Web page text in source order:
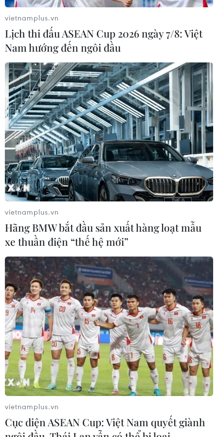
06/08/2026 13:42
Hướng tới mục tiêu quy mô dự trữ
đạt 1% GDP vào năm 2030
06/08/2026 10:23
NAPAS, BIDV và Weixin Pay mở rộng
thanh toán QR Việt Nam-Trung
Quốc
06/08/2026 07:34
Làn sóng tấn công mạng nhằm vào
các quỹ đầu cơ lớn của Mỹ
06/08/2026 06:47
Đồng USD trước bước ngoặt do đồng
yen mạnh lên và số liệu việc làm Mỹ
06/08/2026 05:14
Lãi suất ngân hàng ngày 6/8: Kỳ hạn
3 tháng đang được mức lãi suất tối đa
06/08/2026 00:06
Mỹ phát tín hiệu ủng hộ ổn định
05/08/2026 23:26
vietnamplus.vn
Lịch thi đấu ASEAN Cup 2026 ngày 7/8: Việt
Nam hướng đến ngôi đầu
vietnamplus.vn
Hãng BMW bắt đầu sản xuất hàng loạt mẫu
xe thuần điện “thế hệ mới”
vietnamplus.vn
Cục diện ASEAN Cup: Việt Nam quyết giành